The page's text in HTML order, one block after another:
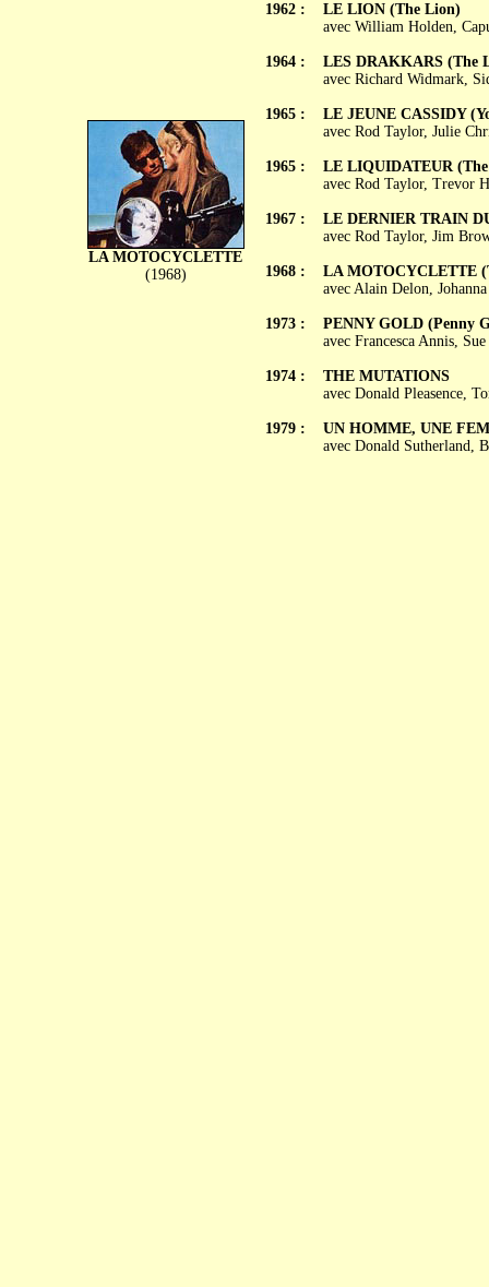
LA MOTOCYCLETTE
(1968)
1962 :
1964 :
1965 :
1965 :
1967 :
1968 :
1973 :
1974 :
1979 :
LE LION (The Lion)
avec William Holden,
LES DRAKKARS (The
avec Richard Widmark,
LE JEUNE CASSIDY
avec Rod Taylor, Julie
LE LIQUIDATEUR
avec Rod Taylor, Trevor
LE DERNIER TRAIN
avec Rod Taylor, Jim
LA MOTOCYCLETTE
avec Alain Delon,
PENNY GOLD (Penny
avec Francesca Annis,
THE MUTATIONS
avec Donald Pleasence,
UN HOMME, UNE
avec Donald Sutherland,